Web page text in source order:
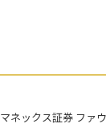
ネックス証券 ファ